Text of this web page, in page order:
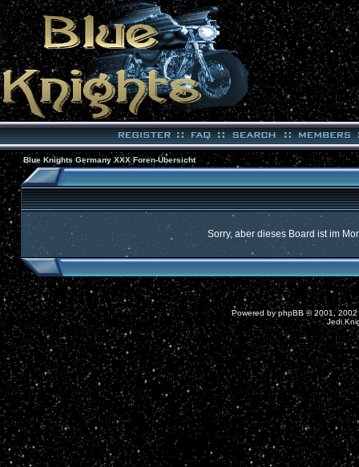
Blue Knights Germany XXX Foren-Übersicht
Sorry, aber dieses Board ist im
Powered byphpBB© 2001, 2002
Jedi